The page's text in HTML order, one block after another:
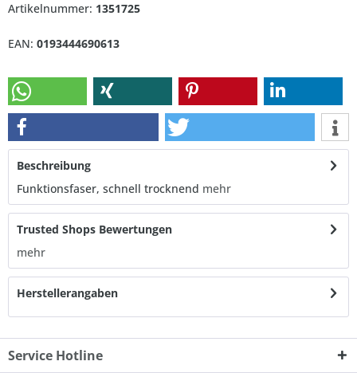
Artikelnummer: 1351725
EAN: 0193444690613
Beschreibung
Funktionsfaser, schnell trocknend mehr
Trusted Shops Bewertungen
mehr
Herstellerangaben
Service Hotline